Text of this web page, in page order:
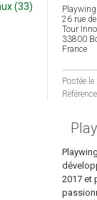
26 rue
Tour
33800
France
Postée
2017 et
(33)